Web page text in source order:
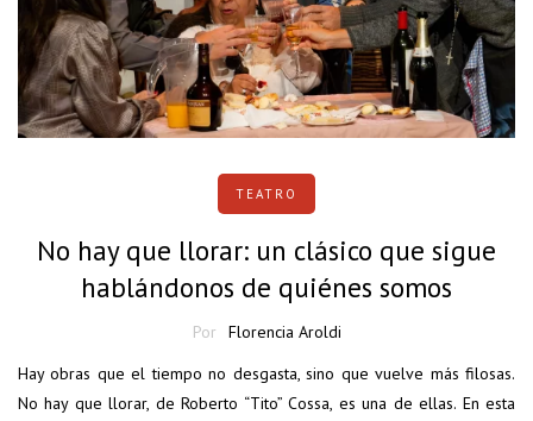
TEATRO
No hay que llorar: un clásico que sigue
hablándonos de quiénes somos
Por
Florencia Aroldi
Hay obras que el tiempo no desgasta, sino que vuelve más filosas.
No hay que llorar, de Roberto “Tito” Cossa, es una de ellas. En esta